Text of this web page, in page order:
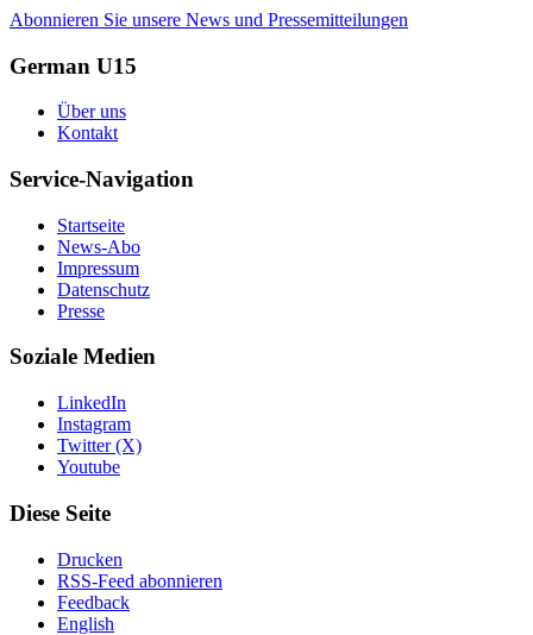
Abonnieren Sie unsere News und Pressemitteilungen
German U15
Über uns
Kontakt
Service-Navigation
Startseite
News-Abo
Impressum
Datenschutz
Presse
Soziale Medien
LinkedIn
Instagram
Twitter (X)
Youtube
Diese Seite
Drucken
RSS-Feed abonnieren
Feedback
English